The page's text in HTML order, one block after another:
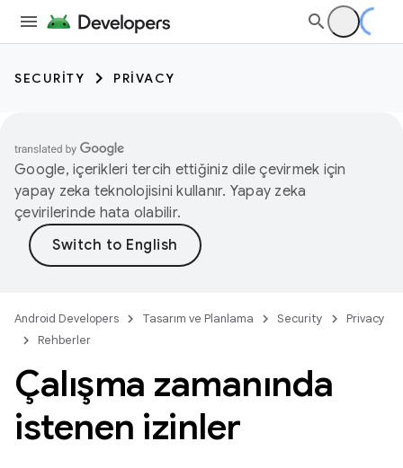
SECURITY PRIVACY
Google, içerikleri tercih ettiğiniz dile çevirmek için
yapay zeka teknolojisini kullanır. Yapay zeka
çevirilerinde hata olabilir.
Android Developers Tasarım ve Planlama Security
Privacy
Rehberler
Çalışma zamanında
istenen izinler